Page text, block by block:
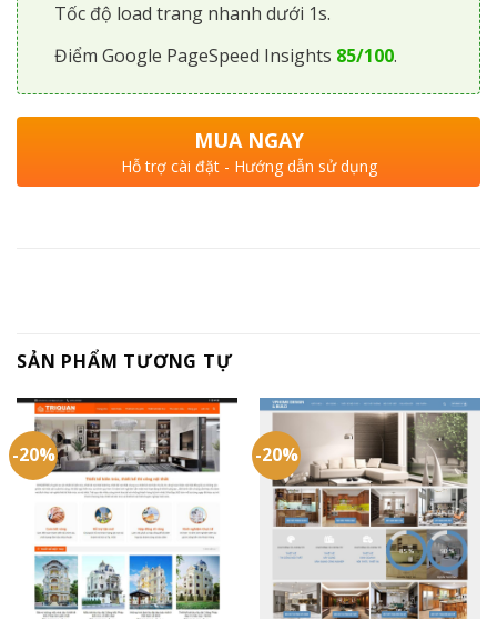
Tốc độ load trang nhanh dưới 1s.
Điểm Google PageSpeed Insights 85/100.
MUA NGAY
Hỗ trợ cài đặt - Hướng dẫn sử dụng
SẢN PHẨM TƯƠNG TỰ
-20% -20%